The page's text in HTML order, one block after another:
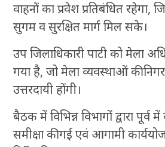
वाहनों का प्रवेश प्रतिबंधित रहेगा,
सुगम व सुरक्षित मार्ग मिल सके।
उप जिलाधिकारी पाटी को मेला
गया है, जो मेला व्यवस्थाओं की
उत्तरदायी होंगी।
बैठक में विभिन्न विभागों द्वारा पूर्व
समीक्षा की गई एवं आगामी